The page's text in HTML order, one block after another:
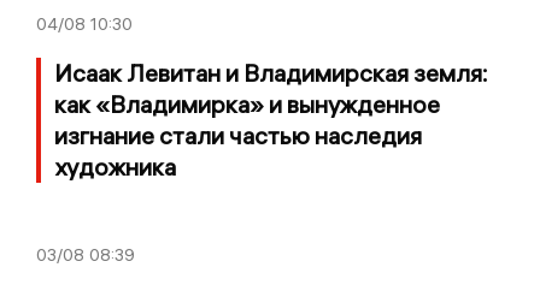
04/08 10:30
Исаак Левитан и Владимирская земля:
как «Владимирка» и вынужденное
изгнание стали частью наследия
художника
03/08 08:39